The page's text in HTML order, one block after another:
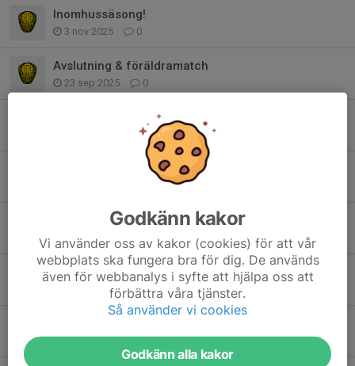
Inomhussäsong!
3 nov 2025 0
Avslutning & föräldramatch
23 sep 2025 0
1
Träning under sommaren
17 jun 2025
Spelschema Idrottensdag
30 maj 2025 0
20 maj 2025 0
Godkänn kakor
Vi använder oss av kakor (cookies) för att vår
webbplats ska fungera bra för dig. De används
även för webbanalys i syfte att hjälpa oss att
förbättra våra tjänster.
Så använder vi cookies
Godkänn alla kakor